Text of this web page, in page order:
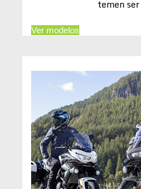
temen
Ver modelos